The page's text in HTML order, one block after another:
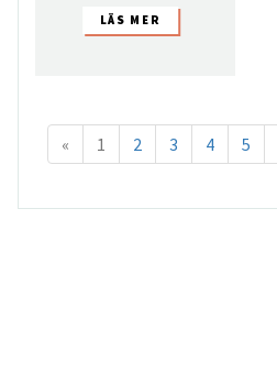
« 1 2 3 4 5